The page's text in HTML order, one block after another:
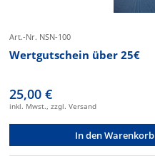
Art.-Nr. NSN-100
Wertgutschein über 25€
25,00 €
inkl. Mwst., zzgl. Versand
In den Warenkorb